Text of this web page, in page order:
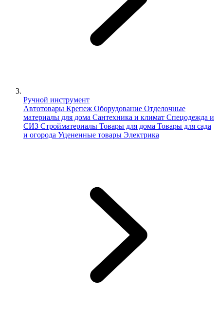
Ручной инструмент
Автотовары Крепеж Оборудование Отделочные
материалы для дома Сантехника и климат Спецодежда и
СИЗ Стройматериалы Товары для дома Товары для сада
и огорода Уцененные товары Электрика